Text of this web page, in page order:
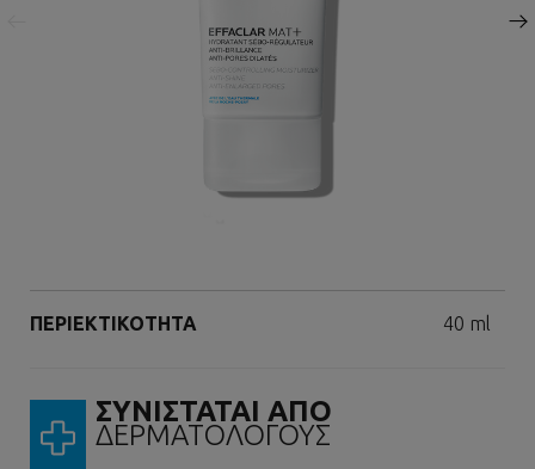
Επόμενος πίνακας
ΠΕΡΙΕΚΤΙΚΟΤΗΤΑ Volume
40 ml
ΣΥΝΙΣΤΑΤΑΙ ΑΠΟ
ΔΕΡΜΑΤΟΛΟΓΟΥΣ